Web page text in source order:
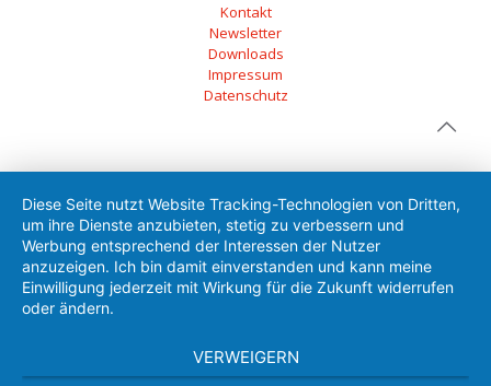
Kontakt
Newsletter
Downloads
Impressum
Datenschutz
Diese Seite nutzt Website Tracking-Technologien von Dritten,
um ihre Dienste anzubieten, stetig zu verbessern und
Werbung entsprechend der Interessen der Nutzer
anzuzeigen. Ich bin damit einverstanden und kann meine
Einwilligung jederzeit mit Wirkung für die Zukunft widerrufen
oder ändern.
VERWEIGERN